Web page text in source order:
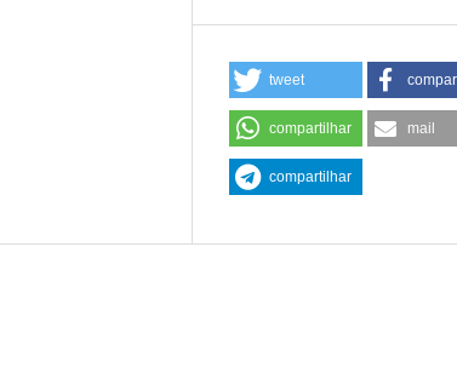
tweet
compartilhar mail
compartilhar